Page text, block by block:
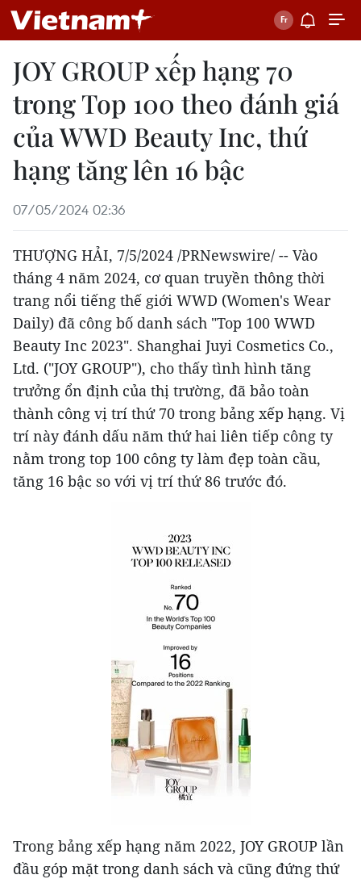
JOY GROUP xếp hạng 70
trong Top 100 theo đánh giá
của WWD Beauty Inc, thứ
hạng tăng lên 16 bậc
07/05/2024 02:36
THƯỢNG HẢI, 7/5/2024 /PRNewswire/ -- Vào
tháng 4 năm 2024, cơ quan truyền thông thời
trang nổi tiếng thế giới WWD (Women's Wear
Daily) đã công bố danh sách "Top 100 WWD
Beauty Inc 2023". Shanghai Juyi Cosmetics Co.,
Ltd. ("JOY GROUP"), cho thấy tình hình tăng
trưởng ổn định của thị trường, đã bảo toàn
thành công vị trí thứ 70 trong bảng xếp hạng. Vị
trí này đánh dấu năm thứ hai liên tiếp công ty
nằm trong top 100 công ty làm đẹp toàn cầu,
tăng 16 bậc so với vị trí thứ 86 trước đó.
Trong bảng xếp hạng năm 2022, JOY GROUP lần
đầu góp mặt trong danh sách và cũng đứng thứ